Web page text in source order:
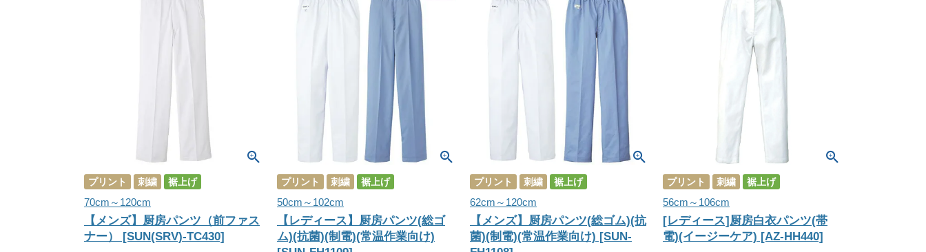
プリント 刺繍 裾上げ
70cm～120cm
【メンズ】厨房パンツ（前ファス
ナー） [SUN(SRV)-TC430]
プリント 刺繍 裾上げ
50cm～102cm
【レディース】厨房パンツ(総ゴ
ム)(抗菌)(制電)(常温作業向け)
プリント 刺繍 裾上げ
62cm～120cm
【メンズ】厨房パンツ(総ゴム)(抗
菌)(制電)(常温作業向け) [SUN-
プリント 刺繍 裾上げ
56cm～106cm
[レディース]厨房白衣パンツ(帯
電)(イージーケア) [AZ-HH440]